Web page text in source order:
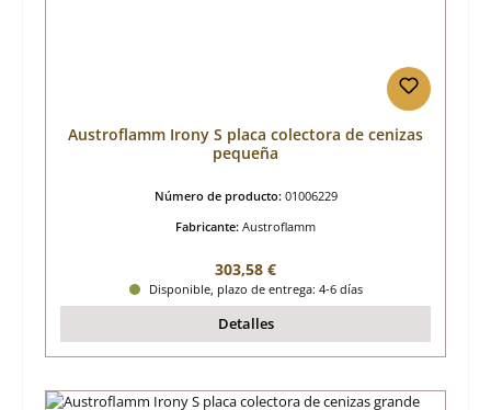
Austroflamm Irony S placa colectora de cenizas
pequeña
Número de producto: 01006229
Fabricante: Austroflamm
Precio normal:
303,58 €
Disponible, plazo de entrega: 4-6 días
Detalles